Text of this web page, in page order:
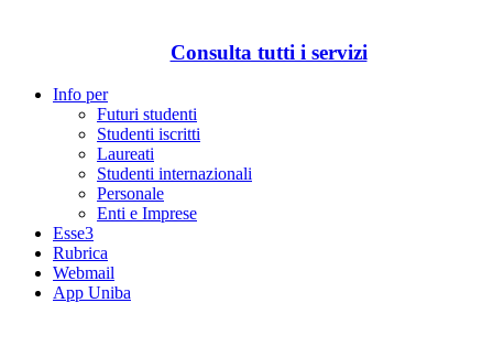
Consulta tutti i servizi
Info per
Futuri studenti
Studenti iscritti
Laureati
Studenti internazionali
Personale
Enti e Imprese
Esse3
Rubrica
Webmail
App Uniba